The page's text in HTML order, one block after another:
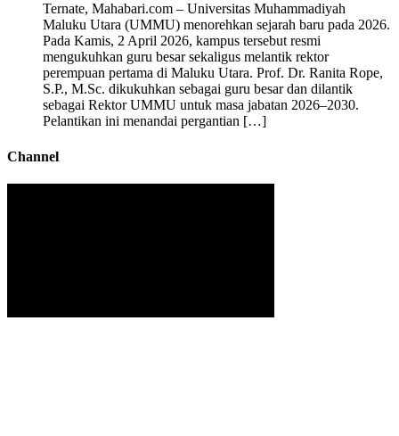
Ternate, Mahabari.com – Universitas Muhammadiyah
Maluku Utara (UMMU) menorehkan sejarah baru pada 2026.
Pada Kamis, 2 April 2026, kampus tersebut resmi
mengukuhkan guru besar sekaligus melantik rektor
perempuan pertama di Maluku Utara. Prof. Dr. Ranita Rope,
S.P., M.Sc. dikukuhkan sebagai guru besar dan dilantik
sebagai Rektor UMMU untuk masa jabatan 2026–2030.
Pelantikan ini menandai pergantian […]
Channel